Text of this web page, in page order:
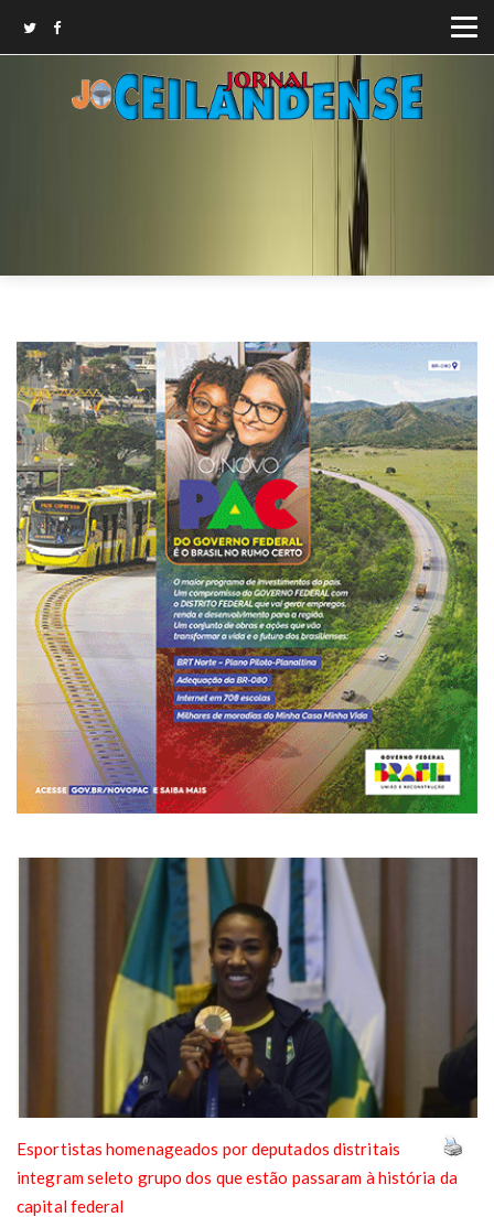
Esportistas homenageados por deputados distritais
integram seleto grupo dos que estão passaram à história da
capital federal